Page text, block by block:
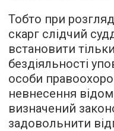
Тобто при
скарг слідчий
встановити
бездіяльності
особи
невнесення
визначений
задовольнити